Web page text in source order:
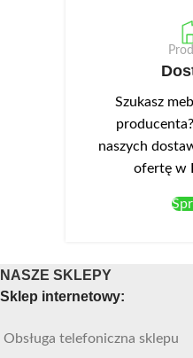
Szukasz
naszych
ofertę w
NASZE SKLEPY
Sklep internetowy:
Obsługa telefoniczna sklepu